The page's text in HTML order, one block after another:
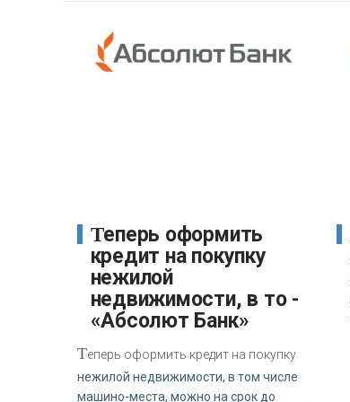
Теперь оформить
кредит на покупку
нежилой
недвижимости, в то -
«Абсолют Банк»
Теперь оформить кредит на покупку
нежилой недвижимости, в том числе
машино-места, можно на срок до